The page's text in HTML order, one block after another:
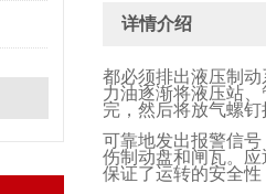
详情介绍
都必须排出液压制
力油逐渐将液压站
完，然后将放气螺
可靠地发出报警信
伤制动盘和闸瓦。
保证了运转的安全